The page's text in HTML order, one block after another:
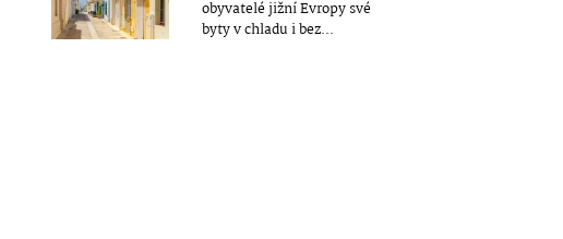
obyvatelé jižní Evropy své
byty v chladu i bez...